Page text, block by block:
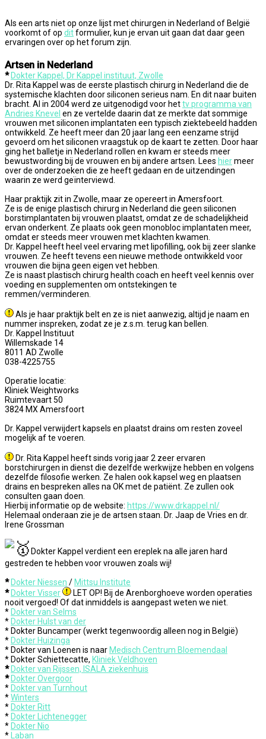
Als een arts niet op onze lijst met chirurgen in Nederland of België
voorkomt of op ditformulier, kun je ervan uit gaan dat daar geen
ervaringen over op het forum zijn.
Artsen in Nederland
* Dokter Kappel, Dr Kappel instituut, Zwolle
Dr. Rita Kappel was de eerste plastisch chirurg in Nederland die de
systemische klachten door siliconen serieus nam. En dit naar buiten
bracht. Al in 2004 werd ze uitgenodigd voor hettv programma van
Andries Knevel en ze vertelde daarin dat ze merkte dat sommige
vrouwen met siliconen implantaten een typisch ziektebeeld hadden
ontwikkeld. Ze heeft meer dan 20 jaar lang een eenzame strijd
gevoerd om het siliconen vraagstuk op de kaart te zetten. Door haar
ging het balletje in Nederland rollen en kwam er steeds meer
bewustwording bij de vrouwen en bij andere artsen. Lees hiermeer
over de onderzoeken die ze heeft gedaan en de uitzendingen
waarin ze werd geïnterviewd.
Haar praktijk zit in Zwolle, maar ze opereert in Amersfoort.
Ze is de enige plastisch chirurg in Nederland die geen siliconen
borstimplantaten bij vrouwen plaatst, omdat ze de schadelijkheid
ervan onderkent. Ze plaats ook geen monobloc implantaten meer,
omdat er steeds meer vrouwen met klachten kwamen.
Dr. Kappel heeft heel veel ervaring met lipofilling, ook bij zeer slanke
vrouwen. Ze heeft tevens een nieuwe methode ontwikkeld voor
vrouwen die bijna geen eigen vet hebben.
Ze is naast plastisch chirurg health coach en heeft veel kennis over
voeding en supplementen om ontstekingen te
remmen/verminderen.
Als je haar praktijk belt en ze is niet aanwezig, altijd je naam en
nummer inspreken, zodat ze je z.s.m. terug kan bellen.
Dr. Kappel Instituut
Willemskade 14
8011 AD Zwolle
038-4225755
Operatie locatie:
Kliniek Weightworks
Ruimtevaart 50
3824 MX Amersfoort
Dr. Kappel verwijdert kapsels en plaatst drains om resten zoveel
mogelijk af te voeren.
Dr. Rita Kappel heeft sinds vorig jaar 2 zeer ervaren
borstchirurgen in dienst die dezelfde werkwijze hebben en volgens
dezelfde filosofie werken. Ze halen ook kapsel weg en plaatsen
drains en bespreken alles na OK met de patiënt. Ze zullen ook
consulten gaan doen.
Hierbij informatie op de website: https://www.drkappel.nl/
Helemaal onderaan zie je de artsen staan. Dr. Jaap de Vries en dr.
Irene Grossman
Dokter Kappel verdient een ereplek na alle jaren hard
gestreden te hebben voor vrouwen zoals wij!
* Dokter Niessen / Mittsu Institute
* Dokter Visser
LET OP! Bij de Arenborghoeve worden operaties
nooit vergoed! Of dat inmiddels is aangepast weten we niet.
* Dokter van Selms
* Dokter Hulst van der
* Dokter Buncamper (werkt tegenwoordig alleen nog in België)
* Dokter Huizinga
* Dokter van Loenen is naar Medisch Centrum Bloemendaal
* Dokter Schiettecatte, Kliniek Veldhoven
* Dokter van Rijssen, ISALA ziekenhuis
* Dokter Overgoor
* Dokter van Turnhout
*Winters
* Dokter Ritt
* Dokter Lichtenegger
* Dokter Nio
*
Laban